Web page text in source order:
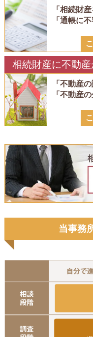
「相続財
「通帳に
相続財産に不動
「不動産
「不動産
当事務